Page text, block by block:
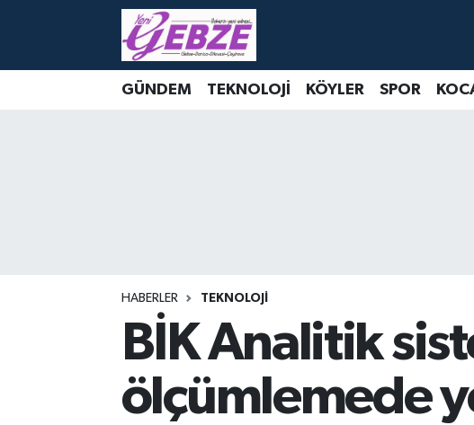
GÜNDEM TEKNOLOJİ KÖYLER SPOR
HABERLER TEKNOLOJİ
BİK Analitik
ölçümlemede
Nöbetçi Eczaneler
Tüm Manşetler
Son Dakika Haberleri
Haber Arşivi